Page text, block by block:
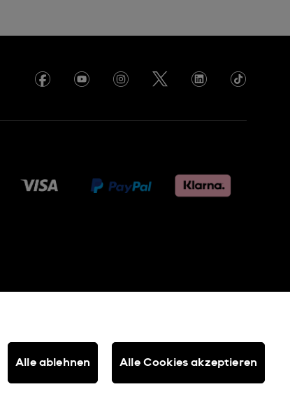
Alle ablehnen Alle Cookies akzeptieren